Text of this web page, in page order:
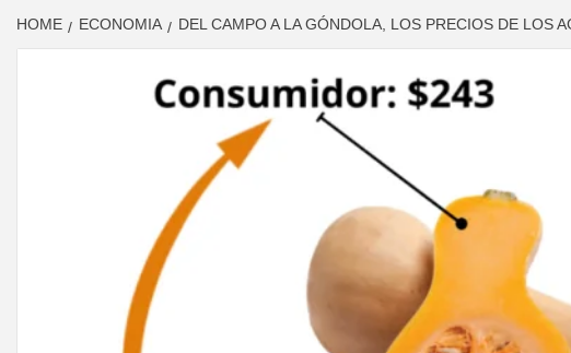
HOME ECONOMIA DEL CAMPO A LA GÓNDOLA, LOS PRECIOS DE LOS